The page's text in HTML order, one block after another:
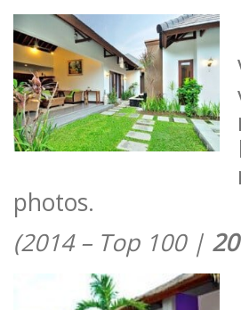
photos.
(2014 – Top 100 |